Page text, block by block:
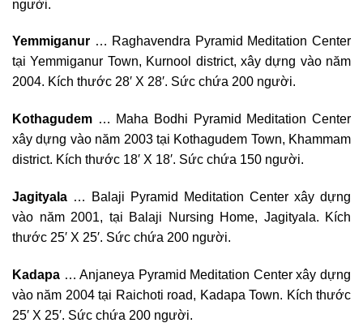
người.
Yemmiganur … Raghavendra Pyramid Meditation Center
tại Yemmiganur Town, Kurnool district, xây dựng vào năm
2004. Kích thước 28′ X 28′. Sức chứa 200 người.
Kothagudem … Maha Bodhi Pyramid Meditation Center
xây dựng vào năm 2003 tại Kothagudem Town, Khammam
district. Kích thước 18′ X 18′. Sức chứa 150 người.
Jagityala … Balaji Pyramid Meditation Center xây dựng
vào năm 2001, tại Balaji Nursing Home, Jagityala. Kích
thước 25′ X 25′. Sức chứa 200 người.
Kadapa … Anjaneya Pyramid Meditation Center xây dựng
vào năm 2004 tại Raichoti road, Kadapa Town. Kích thước
25′ X 25′. Sức chứa 200 người.